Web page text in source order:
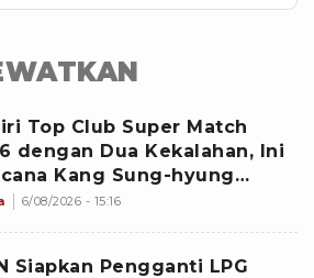
Top Club Super Match
dengan Dua Kekalahan, Ini
Kang Sung-hyung
Skuad Hyundai Hillstate
6/08/2026 - 15:16
Siapkan Pengganti LPG